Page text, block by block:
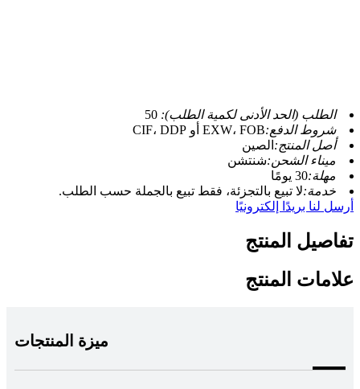
الطلب (الحد الأدنى لكمية الطلب):
شروط الدفع:EXW، FOB أو CIF، DDP
أصل المنتج: الصين
ميناء الشحن:شنتشن
مهلة:30 يومًا
خدمة:لا تبيع بالتجزئة، فقط تبيع بالجملة حسب الطلب.
أرسل لنا بريدًا إلكترونيًا
تفاصيل المنتج
علامات المنتج
ميزة المنتجات